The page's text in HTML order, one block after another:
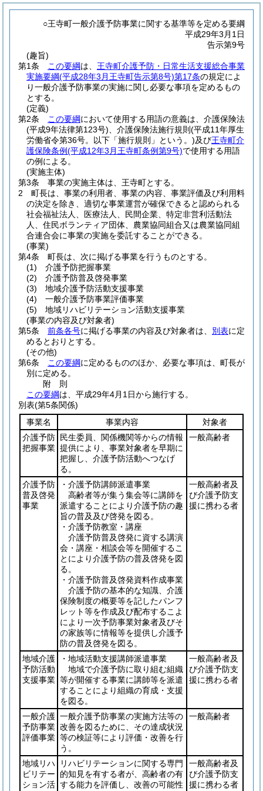
○王寺町一般介護予防事業に関する基準等を定める要綱
平成29年3月1日
告示第9号
(趣旨)
第1条
この要綱は、 王寺町介護予防・日常生活支援総合事業
実施要綱(平成28年3月王寺町告示第8号)第17条の規定によ
り一般介護予防事業の実施に関し必要な事項を定めるもの
とする。
(定義)
第2条
この要綱において使用する用語の意義は、介護保険法
(平成9年法律第123号) 、介護保険法施行規則 (平成11年厚生
労働省令第36号。以下「施行規則」という。)及び王寺町介
護保険条例(平成12年3月王寺町条例第9号)で使用する用語
の例による。
(実施主体)
第3条
事業の実施主体は、王寺町とする。
2
町長は、事業の利用者、事業の内容、事業評価及び利用料
の決定を除き、適切な事業運営が確保できると認められる
社会福祉法人、医療法人、民間企業、特定非営利活動法
人、住民ボランティア団体、農業協同組合又は農業協同組
合連合会に事業の実施を委託することができる。
(事業)
第4条
町長は、次に掲げる事業を行うものとする。
(1)
介護予防把握事業
(2)
介護予防普及啓発事業
(3)
地域介護予防活動支援事業
(4)
一般介護予防事業評価事業
(5)
地域リハビリテーション活動支援事業
(事業の内容及び対象者)
第5条
前条各号に掲げる事業の内容及び対象者は、 別表に定
めるとおりとする。
(その他)
第6条
この要綱に定めるもののほか、必要な事項は、町長が
別に定める。
附 則
この要綱は、平成29年4月1日から施行する。
別表(第5条関係)
事業名
事業内容
対象者
介護予防
把握事業
民生委員、関係機関等からの情報
提供により、事業対象者を早期に
把握し、介護予防活動へつなげ
る。
一般高齢者
介護予防
普及啓発
事業
・介護予防講師派遣事業
高齢者等が集う集会等に講師を
派遣することにより介護予防の趣
旨の普及及び啓発を図る。
・介護予防教室・講座
介護予防普及啓発に資する講演
会・講座・相談会等を開催するこ
とにより介護予防の普及啓発を図
る。
・介護予防普及啓発資料作成事業
介護予防の基本的な知識、介護
保険制度の概要等を記したパンフ
レット等を作成及び配布するこよ
により一次予防事業対象者及びそ
の家族等に情報等を提供し介護予
防の普及啓発を図る。
一般高齢者及
び介護予防支
援に携わる者
地域介護
予防活動
支援事業
・地域活動支援講師派遣事業
地域で介護予防に取り組む組織
等が開催する事業に講師等を派遣
することにより組織の育成・支援
を図る。
一般高齢者及
び介護予防支
援に携わる者
一般介護
予防事業
評価事業
一般介護予防事業の実施方法等の
改善を図るために、その達成状況
等の検証等により評価・改善を行
う。
一般高齢者
地域リハ
ビリテー
ション活
リハビリテーションに関する専門
的知見を有する者が、高齢者の有
する能力を評価し、改善の可能性
一般高齢者及
び介護予防支
援に携わる者